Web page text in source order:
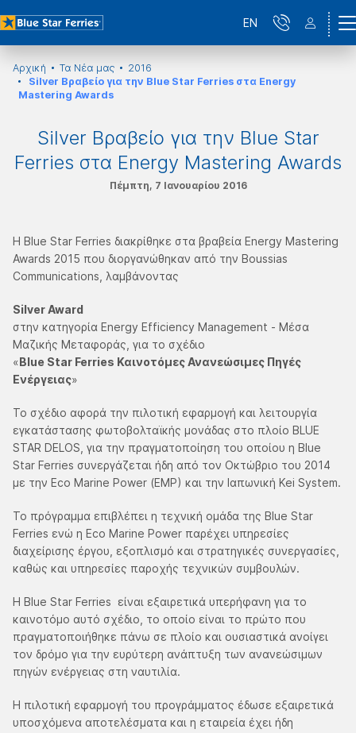
EN
Αρχική Τα Νέα μας
2016
Silver Βραβείο για την Blue Star Ferries στα Energy
Mastering Awards
Silver Βραβείο για την Blue Star
Ferries στα Energy Mastering Awards
Πέμπτη, 7 Ιανουαρίου 2016
H Blue Star Ferries διακρίθηκε στα βραβεία Energy Mastering
Awards 2015 που διοργανώθηκαν από την Boussias
Communications, λαμβάνοντας
Silver Award
στην κατηγορία Energy Efficiency Management - Μέσα
Μαζικής Μεταφοράς, για το σχέδιο
«Blue Star Ferries Καινοτόμες Ανανεώσιμες Πηγές
Ενέργειας»
Το σχέδιο αφορά την πιλοτική εφαρμογή και λειτουργία
εγκατάστασης φωτοβολταϊκής μονάδας στο πλοίο BLUE
STAR DELOS, για την πραγματοποίηση του οποίου η Blue
Star Ferries συνεργάζεται ήδη από τον Οκτώβριο του 2014
με την Eco Marine Power (EMP) και την Ιαπωνική Kei System.
Το πρόγραμμα επιβλέπει η τεχνική ομάδα της Blue Star
Ferries ενώ η Eco Marine Power παρέχει υπηρεσίες
διαχείρισης έργου, εξοπλισμό και στρατηγικές συνεργασίες,
καθώς και υπηρεσίες παροχής τεχνικών συμβουλών.
Η Blue Star Ferries είναι εξαιρετικά υπερήφανη για το
καινοτόμο αυτό σχέδιο, το οποίο είναι το πρώτο που
πραγματοποιήθηκε πάνω σε πλοίο και ουσιαστικά ανοίγει
τον δρόμο για την ευρύτερη ανάπτυξη των ανανεώσιμων
πηγών ενέργειας στη ναυτιλία.
Η πιλοτική εφαρμογή του προγράμματος έδωσε εξαιρετικά
υποσχόμενα αποτελέσματα και η εταιρεία έχει ήδη